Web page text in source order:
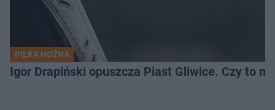
PIŁKA NOŻNA
Igor Drapiński opuszcza Piast Gliwice. Czy to